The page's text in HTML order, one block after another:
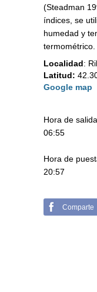
(Steadman
índices, se
humedad y
termométrico.
Localidad:
Latitud:
Google map
Hora de
06:55
Hora de
20:57
Comparte